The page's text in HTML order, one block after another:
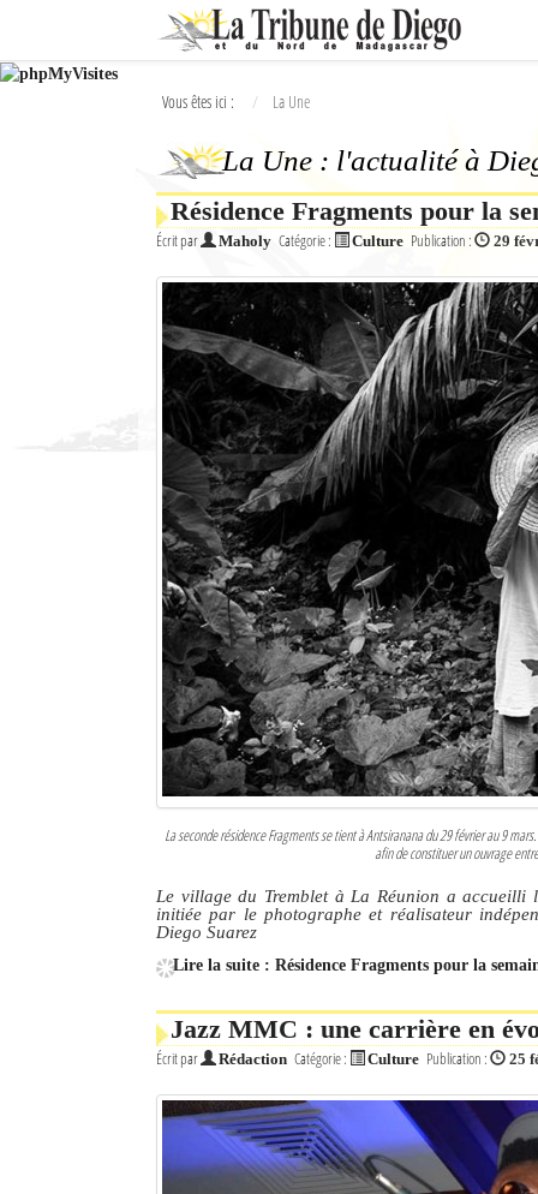
Ok
L'actualité à Diego Suarez
Le Nord de Madagascar
L'actualité du tourisme
Sites touristiques
Diego Suarez Pratique
Vous êtes ici : La Une
La Une : l'actualité à
Résidence Fragments pour la
Écrit par Maholy Catégorie : Culture Publication : 29
La seconde résidence Fragments se tient à Antsiranana du 29 février au 9
afin de constituer un ouvrage
Le village du Tremblet à La Réunion a accueilli
initiée par le photographe et réalisateur
Diego Suarez
Lire la suite : Résidence Fragments pour la
Jazz MMC : une carrière en
Écrit par Rédaction Catégorie : Culture Publication : 25